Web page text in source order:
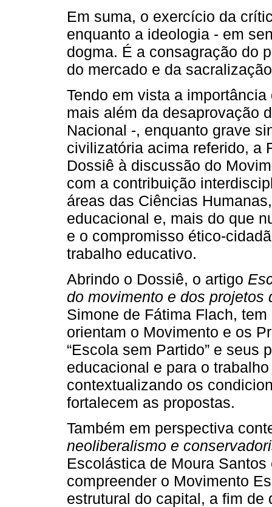
Em suma, o exercício da
enquanto a ideologia - em
dogma. É a consagração do
do mercado e da
Tendo em vista a
mais além da desaprovação
Nacional -, enquanto grave
civilizatória acima referido, a
Dossiê à discussão do
com a contribuição
áreas das Ciências
educacional e, mais do que
e o compromisso ético-
trabalho educativo.
Abrindo o Dossiê, o artigo
do movimento e dos projetos
Simone de Fátima Flach,
orientam o Movimento e os
“Escola sem Partido” e seus
educacional e para o
contextualizando os
fortalecem as propostas.
Também em perspectiva
neoliberalismo e
Escolástica de Moura
compreender o Movimento
estrutural do capital, a fim